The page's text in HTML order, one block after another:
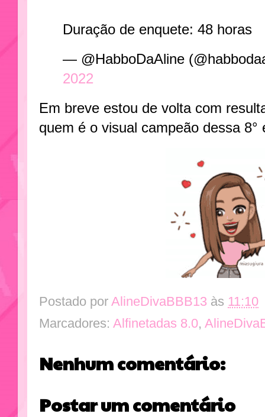
Duração de enquete: 48 horas
— @HabboDaAline
2022
Em breve estou de volta com
quem é o visual campeão dessa
Postado por AlineDivaBBB13 às 11:10
Marcadores: Alfinetadas 8.0,
Nenhum comentário:
Postar um comentário